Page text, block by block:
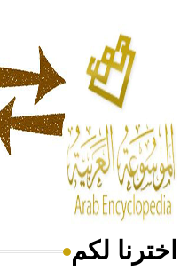
الحكم، الأدلة، تنظيم
له الفضل بأنه حرر الطب
- هل تعلم أن المرجان
من مادة كربونات
أجود أنواعه، ويمتاز بكبر
هل تعلم أن الأبسيد كلمة
اخترنا لكم